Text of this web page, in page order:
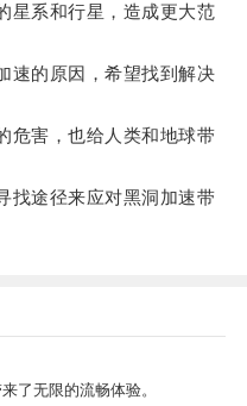
系和行星，造成更大范
的原因，希望找到解决
害，也给人类和地球带
途径来应对黑洞加速带
了无限的流畅体验。